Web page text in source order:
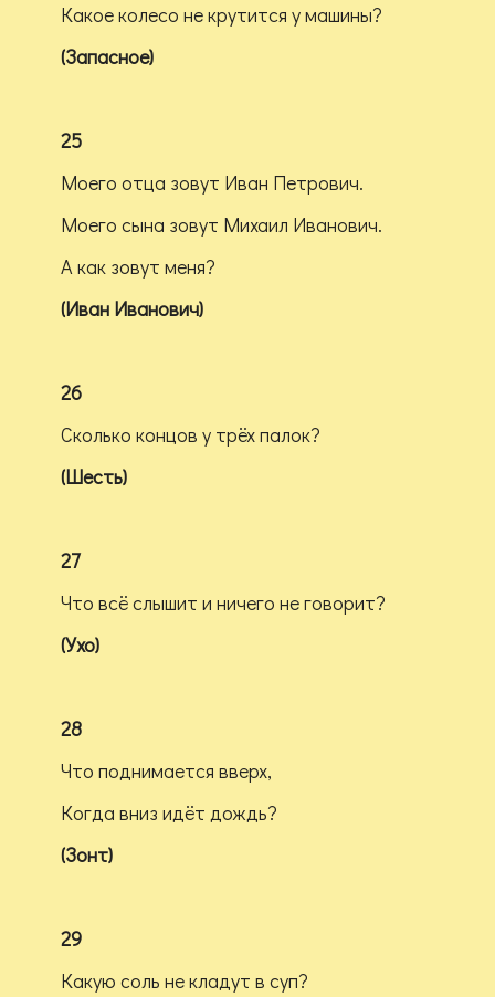
Какое колесо не крутится у машины?
(Запасное)
25
Моего отца зовут Иван Петрович.
Моего сына зовут Михаил Иванович.
А как зовут меня?
(Иван Иванович)
26
Сколько концов у трёх палок?
(Шесть)
27
Что всё слышит и ничего не говорит?
(Ухо)
28
Что поднимается вверх,
Когда вниз идёт дождь?
(Зонт)
29
Какую соль не кладут в суп?